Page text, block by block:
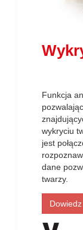
Funkcja
wykryciu
jest
dane
twarzy.